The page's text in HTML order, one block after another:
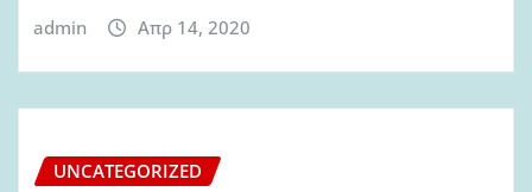
admin Απρ 14, 2020
UNCATEGORIZED